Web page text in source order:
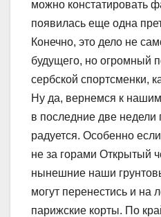
можно констатировать
появилась еще одна
Конечно, это дело не
будущего, но огромный
сербской спортсменки,
Ну да, вернемся к
в последние две недели
радуется. Особенно
не за горами Открытый
нынешние наши
могут перенестись и на
парижские корты. По